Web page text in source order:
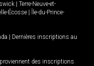
Terre-Neuve-et-
Écosse
Île-du-Prince-
Dernières inscriptions au
des inscriptions